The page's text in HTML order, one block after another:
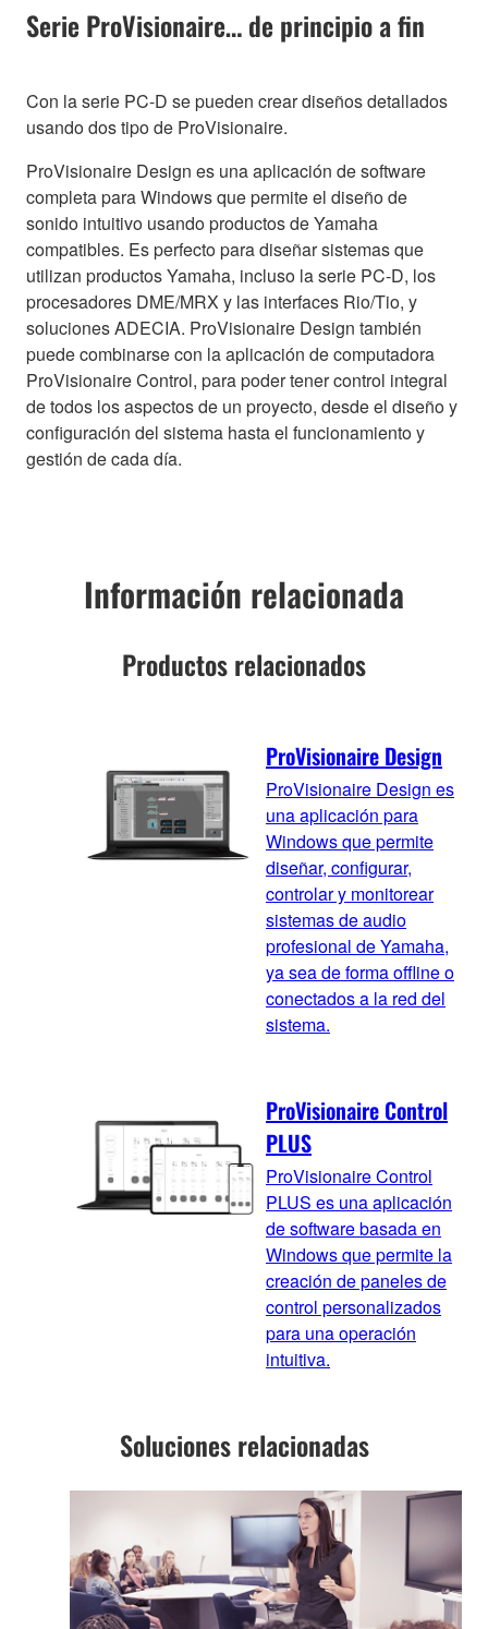
Serie ProVisionaire… de principio a fin
Con la serie PC-D se pueden crear diseños detallados
usando dos tipo de ProVisionaire.
ProVisionaire Design es una aplicación de software
completa para Windows que permite el diseño de
sonido intuitivo usando productos de Yamaha
compatibles. Es perfecto para diseñar sistemas que
utilizan productos Yamaha, incluso la serie PC-D, los
procesadores DME/MRX y las interfaces Rio/Tio, y
soluciones ADECIA. ProVisionaire Design también
puede combinarse con la aplicación de computadora
ProVisionaire Control, para poder tener control integral
de todos los aspectos de un proyecto, desde el diseño y
configuración del sistema hasta el funcionamiento y
gestión de cada día.
Información relacionada
Productos relacionados
ProVisionaire Design
ProVisionaire Design es
una aplicación para
Windows que permite
diseñar, configurar,
controlar y monitorear
sistemas de audio
profesional de Yamaha,
ya sea de forma offline o
conectados a la red del
sistema.
ProVisionaire Control
PLUS
ProVisionaire Control
PLUS es una aplicación
de software basada en
Windows que permite la
creación de paneles de
control personalizados
para una operación
intuitiva.
Soluciones relacionadas